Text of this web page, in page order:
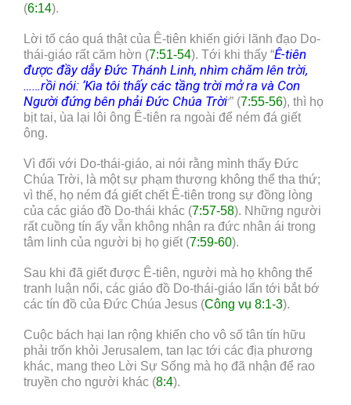
(6:14).
Lời tố cáo quá thật của Ê-tiên khiến giới lãnh đạo Do-
thái-giáo rất căm hờn (7:51-54). Tới khi thấy “Ê-tiên
được đầy dẫy Đức Thánh Linh, nhìm chăm lên trời,
……rồi nói: ‘Kìa tôi thấy các tầng trời mở ra và Con
Người đứng bên phải Đức Chúa Trời‘” (7:55-56), thì họ
bịt tai, ùa lại lôi ông Ê-tiên ra ngoài để ném đá giết
ông.
Vì đối với Do-thái-giáo, ai nói rằng mình thấy Đức
Chúa Trời, là một sự phạm thượng không thể tha thứ;
vì thế, họ ném đá giết chết Ê-tiên trong sự đồng lòng
của các giáo đồ Do-thái khác (7:57-58). Những người
rất cuồng tín ấy vẫn không nhận ra đức nhân ái trong
tâm linh của người bị họ giết (7:59-60).
Sau khi đã giết được Ê-tiên, người mà họ không thể
tranh luận nổi, các giáo đồ Do-thái-giáo lấn tới bắt bớ
các tín đồ của Đức Chúa Jesus (Công vụ 8:1-3).
Cuộc bách hại lan rộng khiến cho vô số tân tín hữu
phải trốn khỏi Jerusalem, tan lạc tới các địa phương
khác, mang theo Lời Sự Sống mà họ đã nhận để rao
truyền cho người khác (8:4).